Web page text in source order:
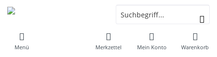
Menü Warenkorb
Merkzettel Mein Konto